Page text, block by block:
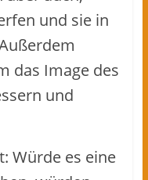
und sie in
das Image des
und
Würde es eine